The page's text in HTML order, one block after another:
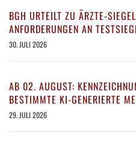
BGH URTEILT ZU ÄRZTE-
ANFORDERUNGEN AN
30. JULI 2026
AB 02. AUGUST:
BESTIMMTE KI-GENERIERTE
29. JULI 2026